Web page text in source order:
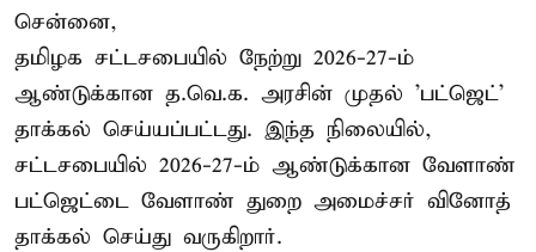
சென்னை,
தமிழக சட்டசபையில் நேற்று 2026-27-ம்
ஆண்டுக்கான த.வெ.க. அரசின் முதல் 'பட்ஜெட்'
தாக்கல் செய்யப்பட்டது. இந்த நிலையில்,
சட்டசபையில் 2026-27-ம் ஆண்டுக்கான வேளாண்
பட்ஜெட்டை வேளாண் துறை அமைச்சர் வினோத்
தாக்கல் செய்து வருகிறார்.